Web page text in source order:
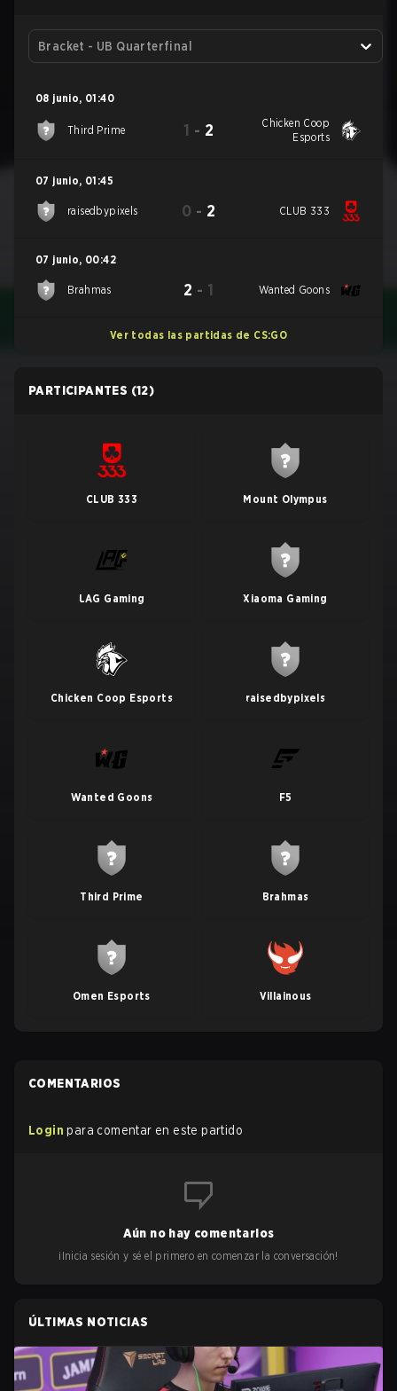
Bracket - UB Quarterfinal
08 junio, 01:40
Third Prime 1 - 2
Chicken Coop
Esports
07 junio, 01:45
raisedbypixels 0 - 2 CLUB 333
07 junio, 00:42
Brahmas 2 - 1 Wanted Goons
Ver todas las partidas de CS:GO
PARTICIPANTES (12)
CLUB 333 Mount Olympus
LAG Gaming Xiaoma Gaming
Chicken Coop Esports raisedbypixels
Wanted Goons F5
Third Prime Brahmas
Omen Esports Villainous
COMENTARIOS
Login para comentar en este partido
Aún no hay comentarios
¡Inicia sesión y sé el primero en comenzar la conversación!
ÚLTIMAS NOTICIAS